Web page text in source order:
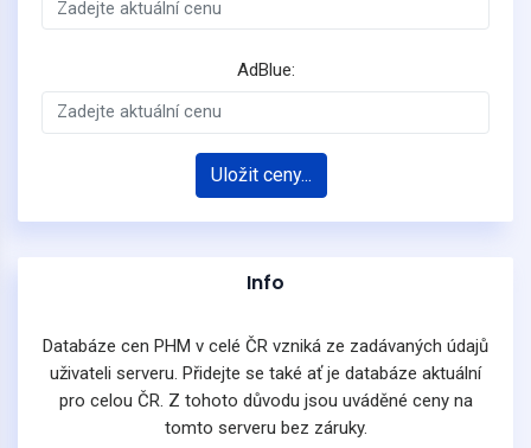
AdBlue:
Uložit ceny...
Info
Databáze cen PHM v celé ČR vzniká ze zadávaných údajů
uživateli serveru. Přidejte se také ať je databáze aktuální
pro celou ČR. Z tohoto důvodu jsou uváděné ceny na
tomto serveru bez záruky.